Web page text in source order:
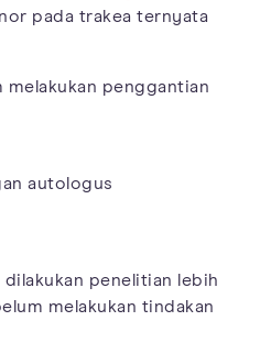
pada trakea ternyata
melakukan penggantian
autologus
penelitian lebih
melakukan tindakan